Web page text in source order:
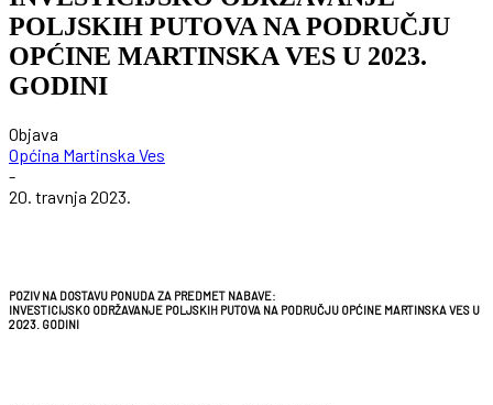
POLJSKIH PUTOVA NA PODRUČJU
OPĆINE MARTINSKA VES U 2023.
GODINI
Objava
Općina Martinska Ves
-
20. travnja 2023.
POZIV NA DOSTAVU PONUDA ZA PREDMET NABAVE:
INVESTICIJSKO ODRŽAVANJE POLJSKIH PUTOVA NA PODRUČJU OPĆINE MARTINSKA VES U
2023. GODINI